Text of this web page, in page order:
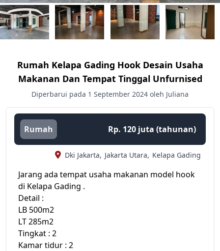
Rumah Kelapa Gading Hook Desain Usaha
Makanan Dan Tempat Tinggal Unfurnised
Diperbarui pada 1 September 2024 oleh Juliana
Rumah Rp. 120 juta (tahunan)
Dki Jakarta, Jakarta Utara, Kelapa Gading
Jarang ada tempat usaha makanan model hook
di Kelapa Gading .
Detail :
LB 500m2
LT 285m2
Tingkat : 2
Kamar tidur : 2